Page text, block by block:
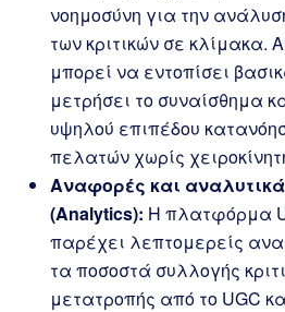
νοημοσύνη για την
των κριτικών σε κλίμακα.
μπορεί να εντοπίσει
μετρήσει το συναίσθημα
υψηλού επιπέδου
πελατών χωρίς
Αναφορές και αναλυτικά
(Analytics): Η πλατφόρμα
παρέχει λεπτομερείς
τα ποσοστά συλλογής
μετατροπής από το UGC